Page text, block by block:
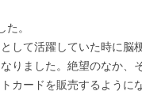
た。
して活躍していた時に脳
りました。絶望のなか、
カードを販売するように